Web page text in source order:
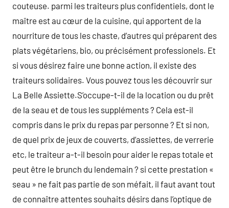
couteuse. parmi les traiteurs plus confidentiels, dont le
maître est au cœur de la cuisine, qui apportent de la
nourriture de tous les chaste, d’autres qui préparent des
plats végétariens, bio, ou précisément professionels. Et
si vous désirez faire une bonne action, il existe des
traiteurs solidaires. Vous pouvez tous les découvrir sur
La Belle Assiette.S’occupe-t-il de la location ou du prêt
de la seau et de tous les suppléments ? Cela est-il
compris dans le prix du repas par personne ? Et si non,
de quel prix de jeux de couverts, d’assiettes, de verrerie
etc, le traiteur a-t-il besoin pour aider le repas totale et
peut être le brunch du lendemain ? si cette prestation «
seau » ne fait pas partie de son méfait, il faut avant tout
de connaître attentes souhaits désirs dans l’optique de